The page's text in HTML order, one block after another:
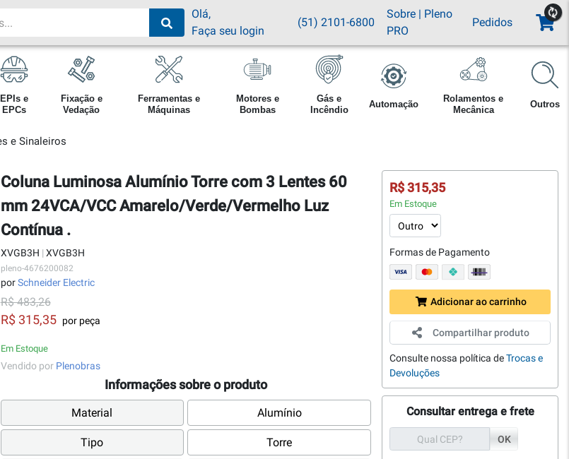
Olá,
Faça seu login
(51) 2101-6800
Sobre| Pleno
PRO
Pedidos
EPIs e
EPCs
Fixação e
Vedação
Ferramentas e
Máquinas
Motores e
Bombas
Gás e
Incêndio
Automação
Rolamentos e
Mecânica
Outros
e Sinaleiros
Coluna Luminosa Alumínio Torre com 3 Lentes 60
mm 24VCA/VCC Amarelo/Verde/Vermelho Luz
Contínua .
XVGB3H | XVGB3H
pleno-4676200082
porSchneider Electric
R$ 483,26
R$ 315,35 por peça
Em Estoque
Vendido por Plenobras
Informações sobre o produto
Material Alumínio
Tipo Torre
R$ 315,35
Em Estoque
Formas de Pagamento
Adicionar ao carrinho
Compartilhar produto
Consulte nossa política deTrocas e
Devoluções
Consultar entrega e frete
OK